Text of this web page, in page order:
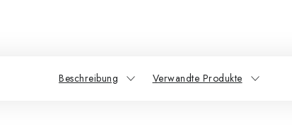
Beschreibung Verwandte Produkte